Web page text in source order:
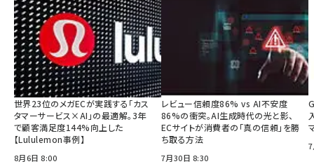
世界23位のメガECが実践する「カス
タマーサービス×AI」の最適解。3年
で顧客満足度144%向上した
【Lululemon事例】
8月6日 8:00
レビュー信頼度86% vs AI不安度
86%の衝突。AI生成時代の光と影、
ECサイトが消費者の「真の信頼」を勝
ち取る方法
7月30日 8:30